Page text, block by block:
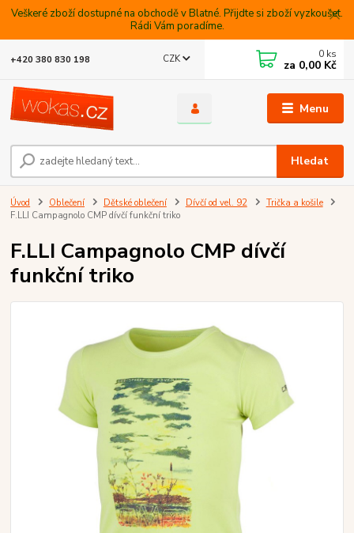
Veškeré zboží dostupné na obchodě v Blatné. Přijdte si zboží vyzkoušet.
Rádi Vám poradíme.
Menu
CZK
Hledat
+420 380 830 198 0 ks
za 0,00 Kč
Úvod Oblečení Dětské oblečení Dívčí od vel. 92
Trička a košile
F.LLI Campagnolo CMP dívčí funkční triko
F.LLI Campagnolo CMP dívčí
funkční triko